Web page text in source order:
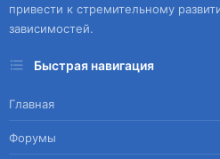
привести к стремительному
зависимостей.
Быстрая навигация
Главная
Форумы